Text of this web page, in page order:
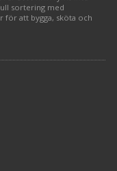
sortering med
att bygga, sköta och